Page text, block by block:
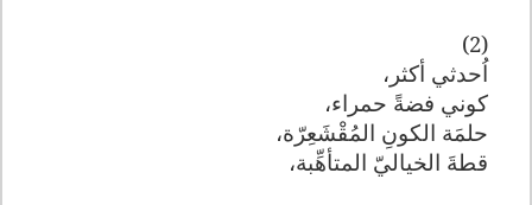
(2)
اُحدثي أكثر،
كوني فضةً حمراء،
حلمَة الكونِ المُقْشَعِرّة،
قطةَ الخياليّ المتأهِّبة،